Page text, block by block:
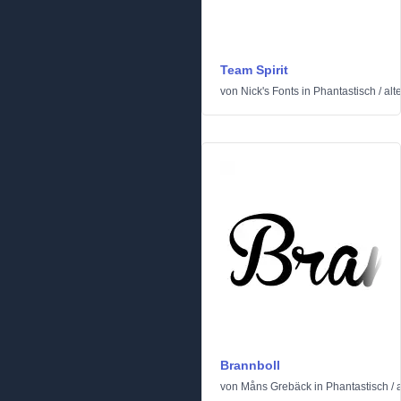
Team Spirit
von Nick's Fonts in Phantastisch /
Brannboll
von Måns Grebäck in Phantastisch /